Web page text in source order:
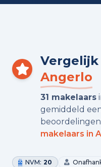
Vergelijk
Angerlo
31 makelaars
gemiddeld
makelaars in
NVM: 20